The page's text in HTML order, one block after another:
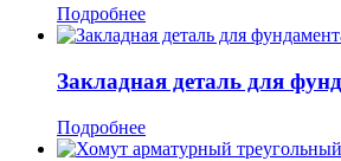
Подробнее
Закладная деталь для
Подробнее